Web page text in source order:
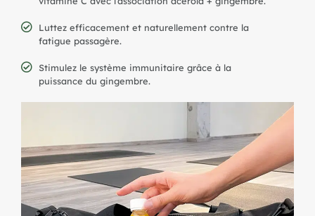
Luttez efficacement et naturellement contre la
fatigue passagère.
Stimulez le système immunitaire grâce à la
puissance du gingembre.